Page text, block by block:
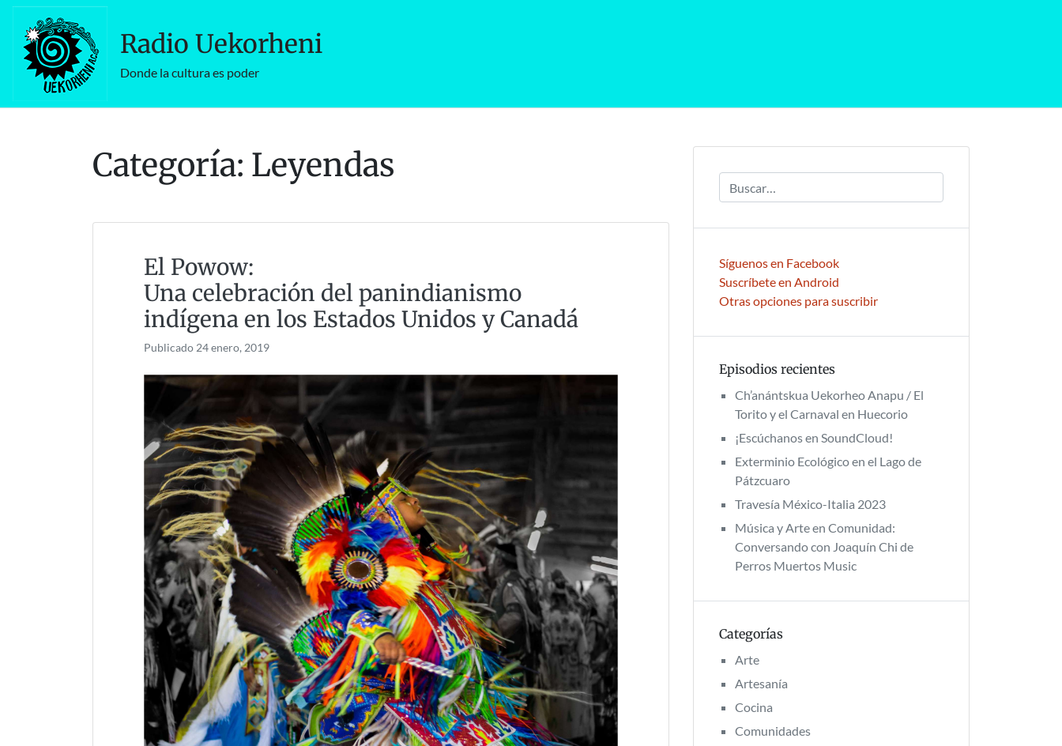
Skip
content
Radio Uekorheni
Donde la cultura es poder
Categoría: Leyendas
El Powow:
Una celebración del panindianismo
indígena en los Estados Unidos y Canadá
Publicado 24 enero, 2019
Síguenos en Facebook
Suscríbete en Android
Otras opciones para suscribir
Episodios recientes
Ch’anántskua Uekorheo Anapu / El
Torito y el Carnaval en Huecorio
¡Escúchanos en SoundCloud!
Exterminio Ecológico en el Lago de
Pátzcuaro
Travesía México-Italia 2023
Música y Arte en Comunidad:
Conversando con Joaquín Chi de
Perros Muertos Music
Categorías
Arte
Artesanía
Cocina
Comunidades